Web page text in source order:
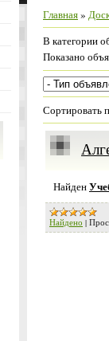
Главная»
В категории
Показано
Сортировать
Найден
Найдено |